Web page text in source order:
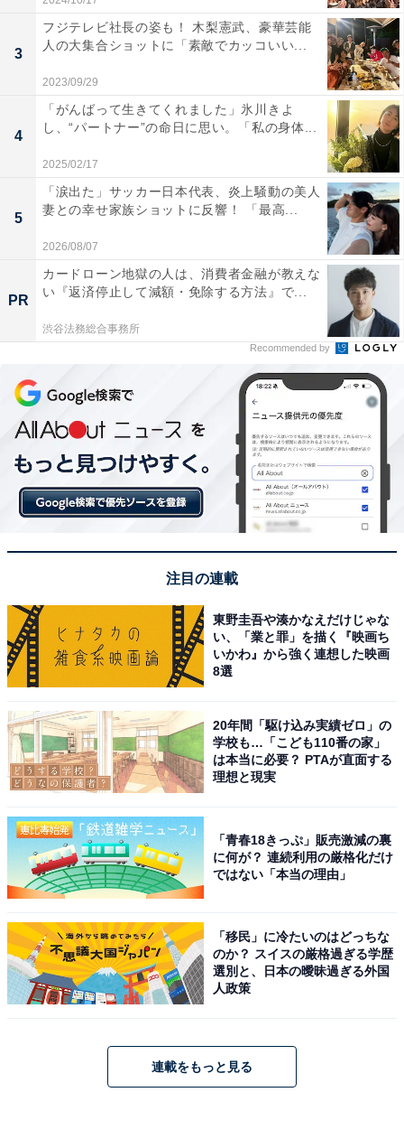
3
フジテレビ社長の姿も！ 木梨憲武、豪華芸能
人の大集合ショットに「素敵でカッコいい...
2023/09/29
4
「がんばって生きてくれました」氷川きよ
し、“パートナー”の命日に思い。「私の身体...
2025/02/17
5
「涙出た」サッカー日本代表、炎上騒動の美人
妻との幸せ家族ショットに反響！ 「最高...
2026/08/07
PR
カードローン地獄の人は、消費者金融が教えな
い『返済停止して減額・免除する方法』で...
渋谷法務総合事務所
Recommended by
注目の連載
東野圭吾や湊かなえだけじゃな
い、「業と罪」を描く『映画ち
いかわ』から強く連想した映画
8選
20年間「駆け込み実績ゼロ」の
学校も…「こども110番の家」
は本当に必要？ PTAが直面する
理想と現実
「青春18きっぷ」販売激減の裏
に何が？ 連続利用の厳格化だけ
ではない「本当の理由」
「移民」に冷たいのはどっちな
のか？ スイスの厳格過ぎる学歴
選別と、日本の曖昧過ぎる外国
人政策
連載をもっと見る